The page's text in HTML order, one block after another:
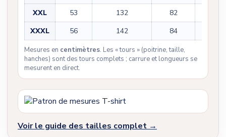
XXL
53 132 82
XXXL
56 142 84
Mesures en centimètres. Les « tours » (poitrine, taille,
hanches) sont des tours complets ; carrure et longueurs se
mesurent en direct.
Voir le guide des tailles complet →